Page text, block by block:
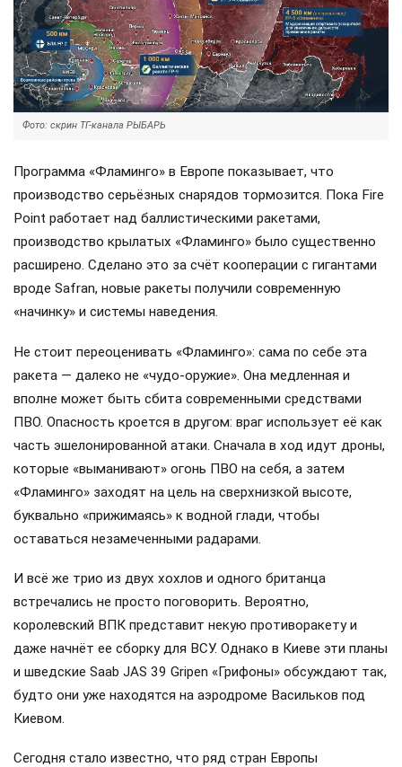
Фото: скрин ТГ-канала РЫБАРЬ
Программа «Фламинго» в Европе показывает, что
производство серьёзных снарядов тормозится. Пока Fire
Point работает над баллистическими ракетами,
производство крылатых «Фламинго» было существенно
расширено. Сделано это за счёт кооперации с гигантами
вроде Safran, новые ракеты получили современную
«начинку» и системы наведения.
Не стоит переоценивать «Фламинго»: сама по себе эта
ракета — далеко не «чудо-оружие». Она медленная и
вполне может быть сбита современными средствами
ПВО. Опасность кроется в другом: враг использует её как
часть эшелонированной атаки. Сначала в ход идут дроны,
которые «выманивают» огонь ПВО на себя, а затем
«Фламинго» заходят на цель на сверхнизкой высоте,
буквально «прижимаясь» к водной глади, чтобы
оставаться незамеченными радарами.
И всё же трио из двух хохлов и одного британца
встречались не просто поговорить. Вероятно,
королевский ВПК представит некую противоракету и
даже начнёт ее сборку для ВСУ. Однако в Киеве эти планы
и шведские Saab JAS 39 Gripen «Грифоны» обсуждают так,
будто они уже находятся на аэродроме Васильков под
Киевом.
Сегодня стало известно, что ряд стран Европы